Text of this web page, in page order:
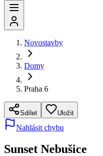
Novostavby
Domy
Praha 6
Sdílet Uložit
Nahlásit chybu
Sunset Nebušice